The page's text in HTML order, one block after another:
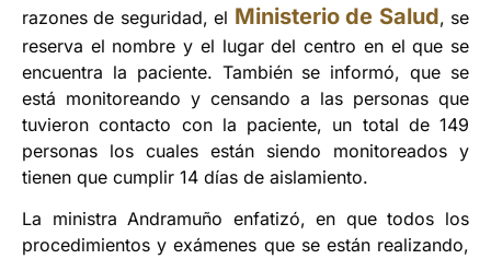
razones de seguridad, el Ministerio de Salud, se
reserva el nombre y el lugar del centro en el que se
encuentra la paciente. También se informó, que se
está monitoreando y censando a las personas que
tuvieron contacto con la paciente, un total de 149
personas los cuales están siendo monitoreados y
tienen que cumplir 14 días de aislamiento.
La ministra Andramuño enfatizó, en que todos los
procedimientos y exámenes que se están realizando,